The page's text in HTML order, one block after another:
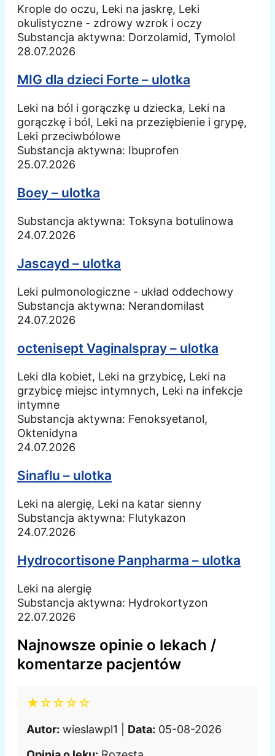
Krople do oczu, Leki na jaskrę, Leki
okulistyczne - zdrowy wzrok i oczy
Substancja aktywna: Dorzolamid, Tymolol
28.07.2026
MIG dla dzieci Forte – ulotka
Leki na ból i gorączkę u dziecka, Leki na
gorączkę i ból, Leki na przeziębienie i grypę,
Leki przeciwbólowe
Substancja aktywna: Ibuprofen
25.07.2026
Boey – ulotka
Substancja aktywna: Toksyna botulinowa
24.07.2026
Jascayd – ulotka
Leki pulmonologiczne - układ oddechowy
Substancja aktywna: Nerandomilast
24.07.2026
octenisept Vaginalspray – ulotka
Leki dla kobiet, Leki na grzybicę, Leki na
grzybicę miejsc intymnych, Leki na infekcje
intymne
Substancja aktywna: Fenoksyetanol,
Oktenidyna
24.07.2026
Sinaflu – ulotka
Leki na alergię, Leki na katar sienny
Substancja aktywna: Flutykazon
24.07.2026
Hydrocortisone Panpharma – ulotka
Leki na alergię
Substancja aktywna: Hydrokortyzon
22.07.2026
Najnowsze opinie o lekach /
komentarze pacjentów
★☆☆☆☆
Autor: wieslawpl1 | Data: 05-08-2026